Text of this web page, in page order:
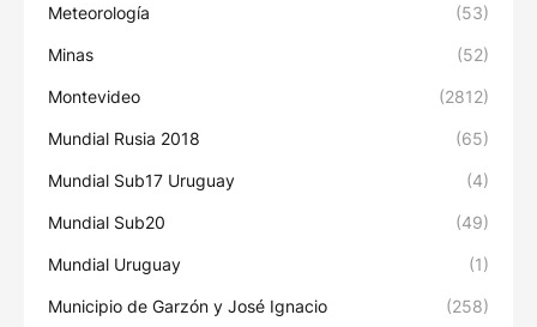
Meteorología (53)
Minas (52)
Montevideo (2812)
Mundial Rusia 2018 (65)
Mundial Sub17 Uruguay (4)
Mundial Sub20 (49)
Mundial Uruguay (1)
Municipio de Garzón y José Ignacio (258)